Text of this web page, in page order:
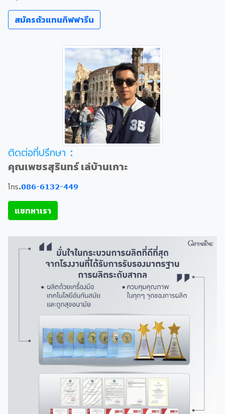
สมัครตัวแทนกิฟฟารีน
ติดต่อที่ปรึกษา :
คุณเพชรสุรินทร์ เล่บ้านเกาะ
โทร.086-6132-449
แชทหาเรา